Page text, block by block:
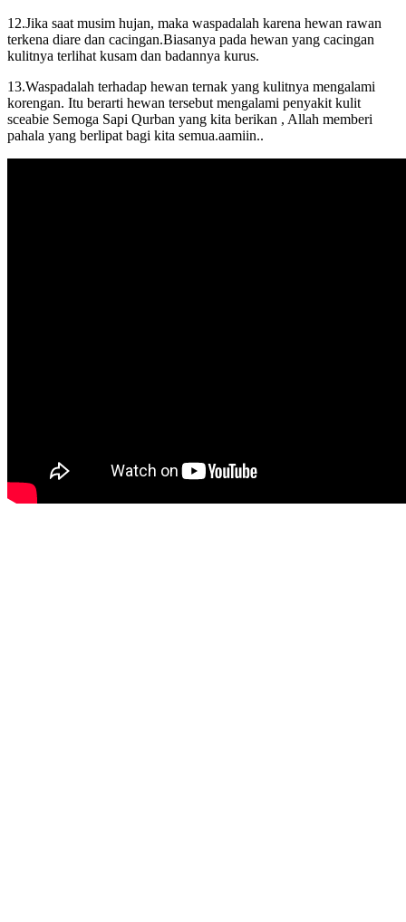
12.Jika saat musim hujan, maka waspadalah karena hewan rawan
terkena diare dan cacingan.Biasanya pada hewan yang cacingan
kulitnya terlihat kusam dan badannya kurus.
13.Waspadalah terhadap hewan ternak yang kulitnya mengalami
korengan. Itu berarti hewan tersebut mengalami penyakit kulit
sceabie Semoga Sapi Qurban yang kita berikan , Allah memberi
pahala yang berlipat bagi kita semua.aamiin..